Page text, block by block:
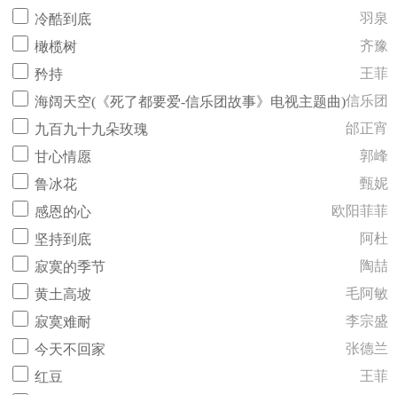
冷酷到底
羽泉
橄榄树
齐豫
矜持
王菲
海阔天空(《死了都要爱-信乐团故事》电视主题曲)信乐团
九百九十九朵玫瑰
邰正宵
甘心情愿
郭峰
鲁冰花
甄妮
感恩的心
欧阳菲菲
坚持到底
阿杜
寂寞的季节
陶喆
黄土高坡
毛阿敏
寂寞难耐
李宗盛
今天不回家
张德兰
红豆
王菲